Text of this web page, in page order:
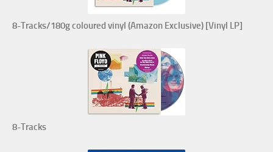
8-Tracks/180g coloured vinyl (Amazon Exclusive) [Vinyl LP]
8-Tracks